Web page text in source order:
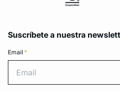
Suscríbete a nuestra
Email *